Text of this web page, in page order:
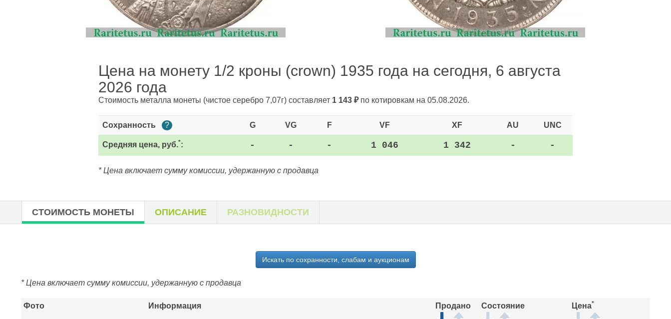
Цена на монету 1/2 кроны (crown) 1935 года на сегодня, 6 августа
2026 года
Стоимость металла монеты (чистое серебро 7,07г) составляет 1 143 ₽по котировкам на 05.08.2026.
Сохранность ? G VG F VF XF AU UNC
Средняя цена, руб.*: - - - 1 046 1 342 - -
* Цена включает сумму комиссии, удержанную с продавца
СТОИМОСТЬ МОНЕТЫ ОПИСАНИЕ РАЗНОВИДНОСТИ
Искать по сохранности, слабам и аукционам
* Цена включает сумму комиссии, удержанную с продавца
Фото Информация Продано Состояние Цена*